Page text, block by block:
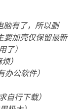
脑有了，所以删
要加壳仅保留最新
了）
）
公软件）
自行下载）